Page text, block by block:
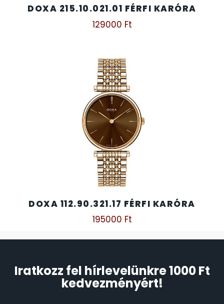
DOXA 215.10.021.01 FÉRFI KARÓRA
129000 Ft
DOXA 112.90.321.17 FÉRFI KARÓRA
195000 Ft
Iratkozz fel hírlevelünkre 1000 Ft
kedvezményért!